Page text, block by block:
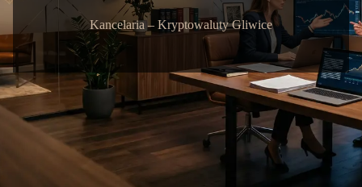
Kancelaria – Kryptowaluty Gliwice